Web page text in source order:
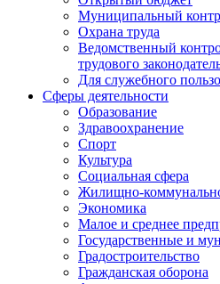
Муниципальный
Охрана труда
Ведомственный
трудового
Для служебного
Сферы деятельности
Образование
Здравоохранение
Спорт
Культура
Социальная сфера
Жилищно-
Экономика
Малое и среднее
Государственные и
Градостроительство
Гражданская оборона